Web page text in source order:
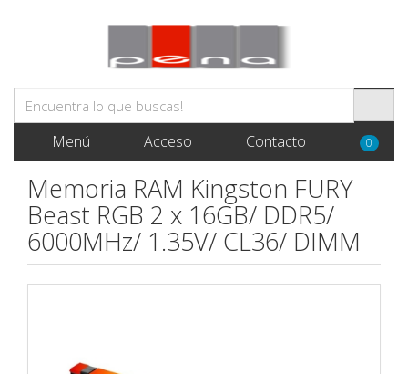
Menú Acceso Contacto 0
Memoria RAM Kingston FURY
Beast RGB 2 x 16GB/ DDR5/
6000MHz/ 1.35V/ CL36/ DIMM